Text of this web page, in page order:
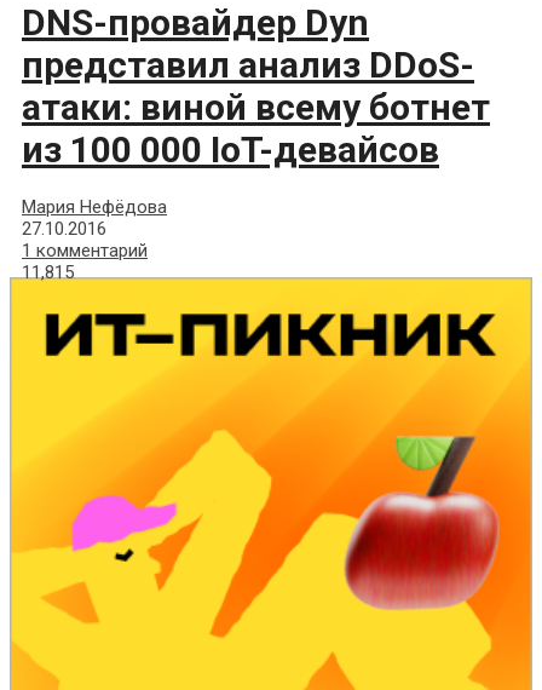
DNS-провайдер Dyn
представил анализ DDoS-
атаки: виной всему ботнет
из 100 000 IoT-девайсов
Мария Нефёдова
27.10.2016
1 комментарий
11,815